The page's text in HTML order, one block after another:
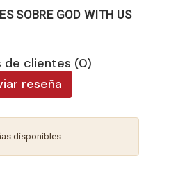
SOBRE GOD WITH US
de clientes (0)
reseña
disponibles.